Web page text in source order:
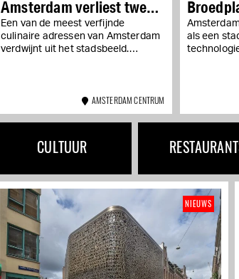
Amsterdam verliest twee
Michelinsterren
Een van de meest verfijnde
culinaire adressen van Amsterdam
verdwijnt uit het stadsbeeld.
AMSTERDAM CENTRUM
talent
als een
CULTUUR
NIEUWS